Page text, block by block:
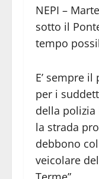
NEPI –
sotto il
tempo
E’ sempre
per i
della
la strada
debbono
veicolare